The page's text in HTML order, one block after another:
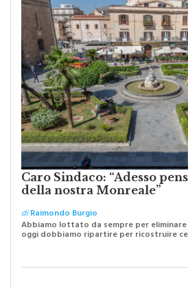
Caro Sindaco: “Adesso
della nostra Monreale”
diRaimondo Burgio
Abbiamo lottato da sempre per eliminare
oggi dobbiamo ripartire per ricostruire